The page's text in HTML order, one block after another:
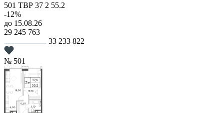
501 ТВР 37 2 55.2
-12%
до 15.08.26
29 245 763
33 233 822
№ 501